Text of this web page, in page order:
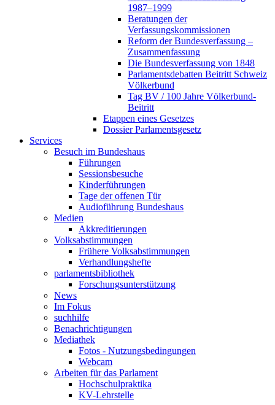
1987–1999
Beratungen der
Verfassungskommissionen
Reform der Bundesverfassung –
Zusammenfassung
Die Bundesverfassung von 1848
Parlamentsdebatten Beitritt Schweiz
Völkerbund
Tag BV / 100 Jahre Völkerbund-
Beitritt
Etappen eines Gesetzes
Dossier Parlamentsgesetz
Services
Besuch im Bundeshaus
Führungen
Sessionsbesuche
Kinderführungen
Tage der offenen Tür
Audioführung Bundeshaus
Medien
Akkreditierungen
Volksabstimmungen
Frühere Volksabstimmungen
Verhandlungshefte
parlamentsbibliothek
Forschungsunterstützung
News
Im Fokus
suchhilfe
Benachrichtigungen
Mediathek
Fotos - Nutzungsbedingungen
Webcam
Arbeiten für das Parlament
Hochschulpraktika
KV-Lehrstelle